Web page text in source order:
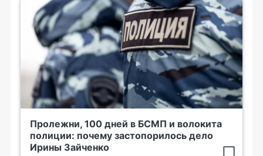
Пролежни, 100 дней в БСМП и волокита
полиции: почему застопорилось дело
Ирины Зайченко